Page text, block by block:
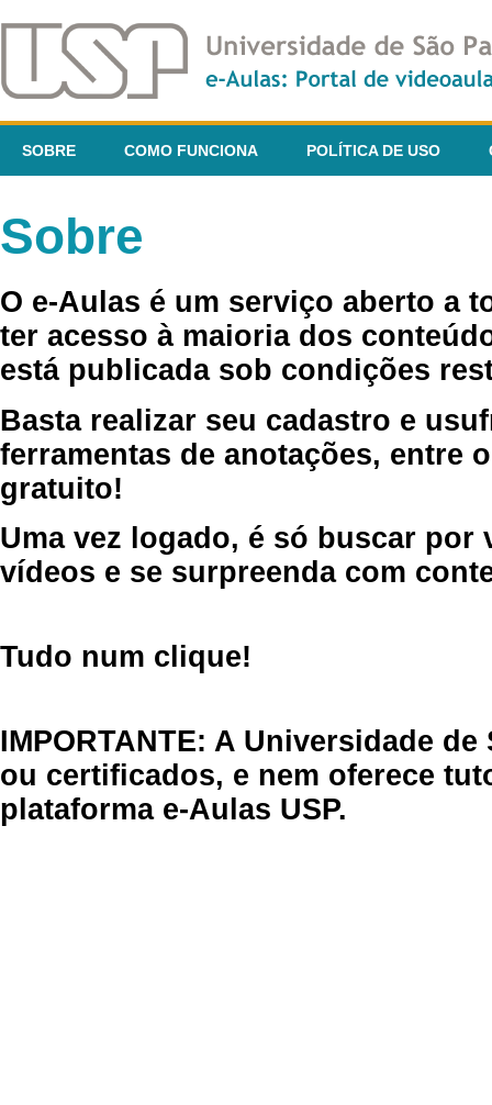
SOBRE COMO FUNCIONA POLÍTICA DE USO
Sobre
O e-Aulas é um serviço aberto a
ter acesso à maioria dos
está publicada sob condições
Basta realizar seu cadastro e
ferramentas de anotações, entre
gratuito!
Uma vez logado, é só buscar por
vídeos e se surpreenda com
Tudo num clique!
IMPORTANTE: A Universidade
ou certificados, e nem oferece
plataforma e-Aulas USP.